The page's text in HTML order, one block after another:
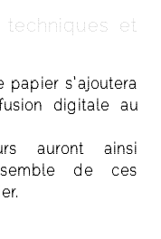
et
s’ajoutera
digitale au
auront ainsi
de ces